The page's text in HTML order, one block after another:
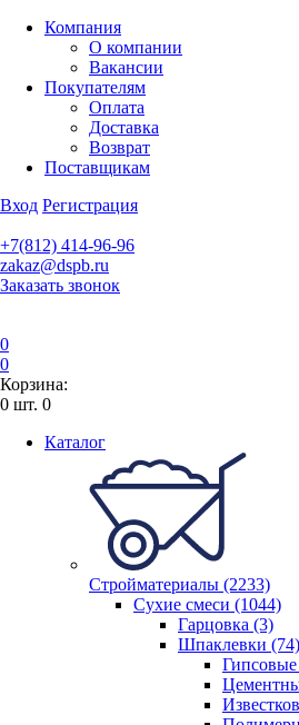
Компания
О компании
Вакансии
Покупателям
Оплата
Доставка
Возврат
Поставщикам
Вход Регистрация
+7(812) 414-96-96
zakaz@dspb.ru
Заказать звонок
0
0
Корзина:
0 шт. 0
Каталог
Стройматериалы (2233)
Сухие смеси (1044)
Гарцовка (3)
Шпаклевки (74)